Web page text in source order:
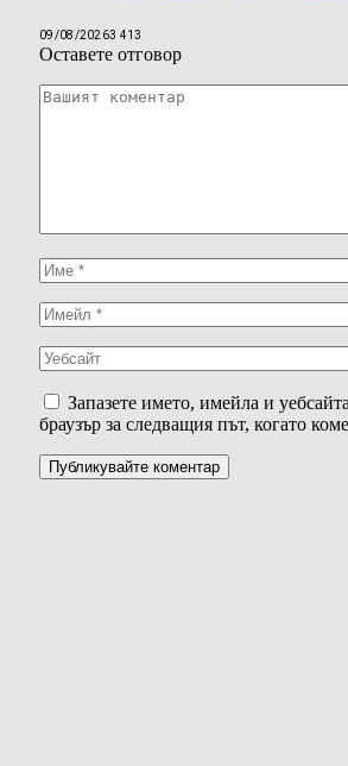
09/08/20263 413
Оставете отговор
Запазете името, имейла и
браузър за следващия път, когато